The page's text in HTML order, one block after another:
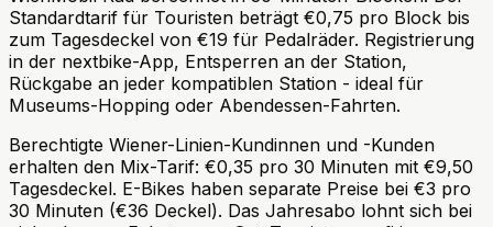
Standardtarif für Touristen beträgt €0,75 pro Block bis
zum Tagesdeckel von €19 für Pedalräder. Registrierung
in der nextbike-App, Entsperren an der Station,
Rückgabe an jeder kompatiblen Station - ideal für
Museums-Hopping oder Abendessen-Fahrten.
Berechtigte Wiener-Linien-Kundinnen und -Kunden
erhalten den Mix-Tarif: €0,35 pro 30 Minuten mit €9,50
Tagesdeckel. E-Bikes haben separate Preise bei €3 pro
30 Minuten (€36 Deckel). Das Jahresabo lohnt sich bei